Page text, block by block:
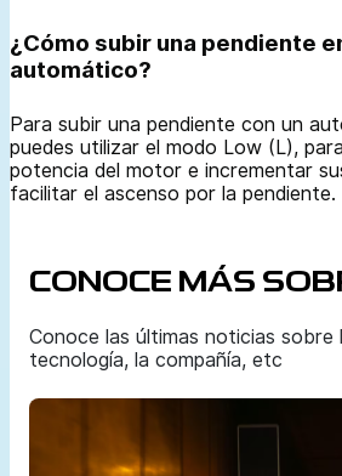
¿Cómo subir una pendiente
automático?
Para subir una pendiente con un
puedes utilizar el modo Low (L),
potencia del motor e incrementar
facilitar el ascenso por la pendiente.
CONOCE MÁS
Conoce las últimas noticias sobre
tecnología, la compañía, etc